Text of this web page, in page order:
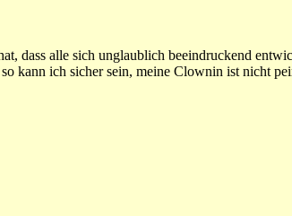
dass alle sich unglaublich beeindruckend
kann ich sicher sein, meine Clownin ist nicht